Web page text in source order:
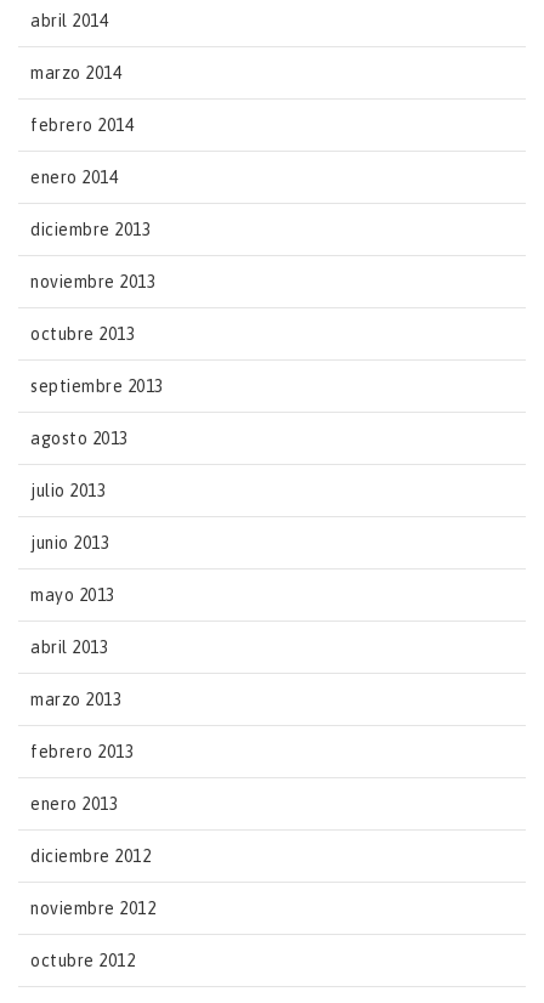
abril 2014
marzo 2014
febrero 2014
enero 2014
diciembre 2013
noviembre 2013
octubre 2013
septiembre 2013
agosto 2013
julio 2013
junio 2013
mayo 2013
abril 2013
marzo 2013
febrero 2013
enero 2013
diciembre 2012
noviembre 2012
octubre 2012